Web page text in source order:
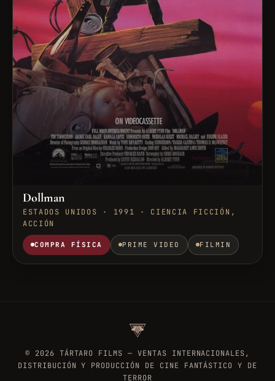
Dollman
ESTADOS UNIDOS · 1991 · CIENCIA FICCIÓN,
ACCIÓN
COMPRA FÍSICA PRIME VIDEO FILMIN
© 2026 TÁRTARO FILMS — VENTAS INTERNACIONALES,
DISTRIBUCIÓN Y PRODUCCIÓN DE CINE FANTÁSTICO Y DE
TERROR